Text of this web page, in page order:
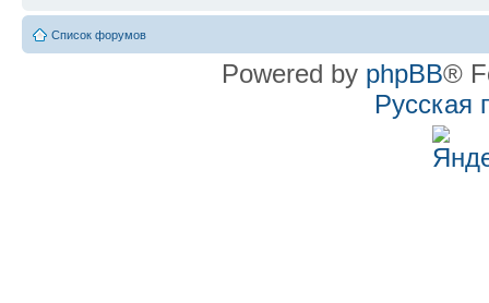
Список форумов
Powered by phpBB®
Русская